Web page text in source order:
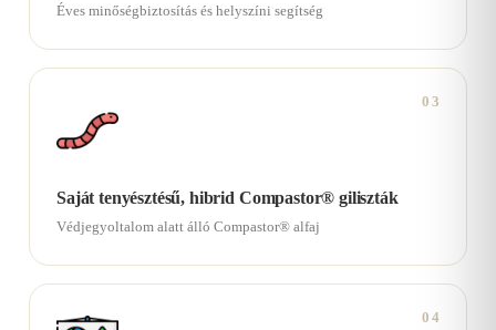
Éves minőségbiztosítás és helyszíni segítség
03
Saját tenyésztésű, hibrid Compastor® giliszták
Védjegyoltalom alatt álló Compastor® alfaj
04